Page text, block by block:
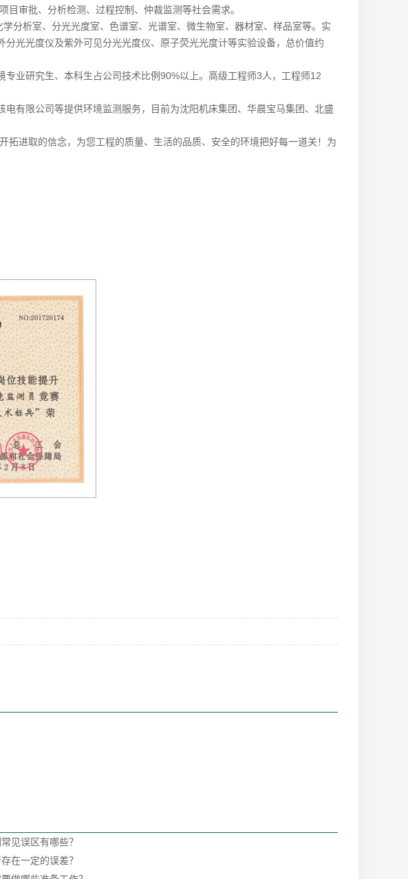
审批、分析检测、过程控制、仲裁监测等社会需求。
析室、分光光度室、色谱室、光谱室、微生物室、器材室、样品室等。实
光光度仪及紫外可见分光光度仪、原子荧光光度计等实验设备，总价值约
业研究生、本科生占公司技术比例90%以上。高级工程师3人，工程师12
有限公司等提供环境监测服务，目前为沈阳机床集团、华晨宝马集团、北盛
进取的信念，为您工程的质量、生活的品质、安全的环境把好每一道关！为
见误区有哪些？
在一定的误差？